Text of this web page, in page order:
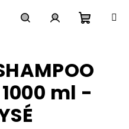
košík
1000 ml -